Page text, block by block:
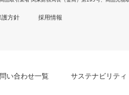
護方針 採用情報
い合わせ一覧 サステナビリティ